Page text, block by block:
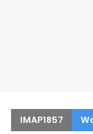
IMAP1857